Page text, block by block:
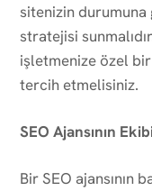
sitenizin
stratejisi
işletmenize özel
tercih etmelisiniz.
SEO Ajansının
Bir SEO ajansının